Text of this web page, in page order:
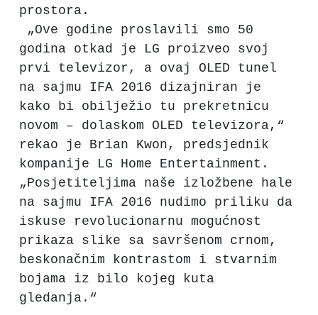
prostora.
„Ove godine proslavili smo 50
godina otkad je LG proizveo svoj
prvi televizor, a ovaj OLED tunel
na sajmu IFA 2016 dizajniran je
kako bi obilježio tu prekretnicu
novom – dolaskom OLED televizora,“
rekao je Brian Kwon, predsjednik
kompanije LG Home Entertainment.
„Posjetiteljima naše izložbene hale
na sajmu IFA 2016 nudimo priliku da
iskuse revolucionarnu mogućnost
prikaza slike sa savršenom crnom,
beskonačnim kontrastom i stvarnim
bojama iz bilo kojeg kuta
gledanja.“